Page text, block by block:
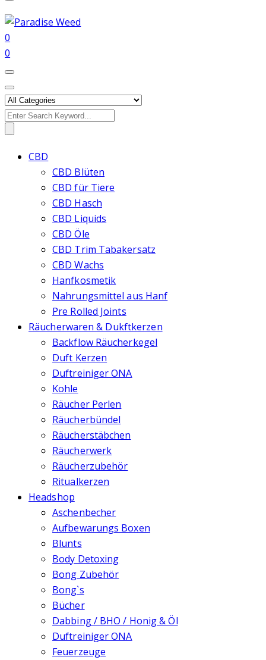
0
0
Search
CBD
CBD Blüten
CBD für Tiere
CBD Hasch
CBD Liquids
CBD Öle
CBD Trim Tabakersatz
CBD Wachs
Hanfkosmetik
Nahrungsmittel aus Hanf
Pre Rolled Joints
Räucherwaren & Dukftkerzen
Backflow Räucherkegel
Duft Kerzen
Duftreiniger ONA
Kohle
Räucher Perlen
Räucherbündel
Räucherstäbchen
Räucherwerk
Räucherzubehör
Ritualkerzen
Headshop
Aschenbecher
Aufbewarungs Boxen
Blunts
Body Detoxing
Bong Zubehör
Bong`s
Bücher
Dabbing / BHO / Honig & Öl
Duftreiniger ONA
Feuerzeuge